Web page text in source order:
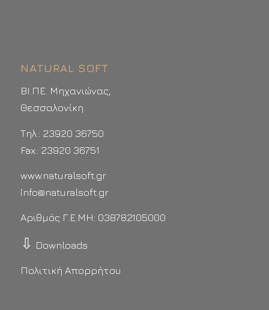
NATURAL SOFT
ΒΙ.ΠΕ. Μηχανιώνας,
Θεσσαλονίκη
Τηλ.: 23920 36750
Fax.: 23920 36751
www.naturalsoft.gr
info@naturalsoft.gr
Αριθμός Γ.Ε.ΜΗ: 038782105000
⇩ Downloads
Πολιτική Απορρήτου